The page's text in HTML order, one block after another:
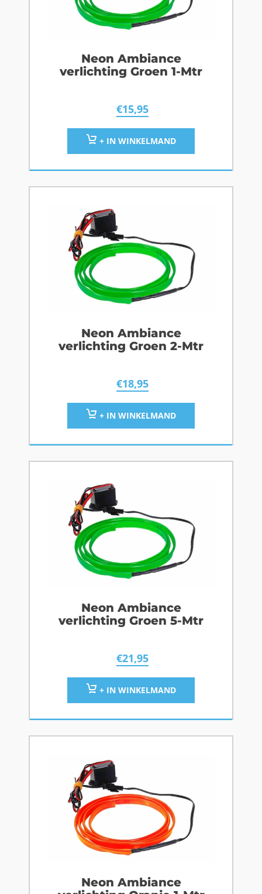
Neon Ambiance
verlichting Groen 1-Mtr
€15,95
+ IN WINKELMAND
Neon Ambiance
verlichting Groen 2-Mtr
€18,95
+ IN WINKELMAND
Neon Ambiance
verlichting Groen 5-Mtr
€21,95
+ IN WINKELMAND
Neon Ambiance